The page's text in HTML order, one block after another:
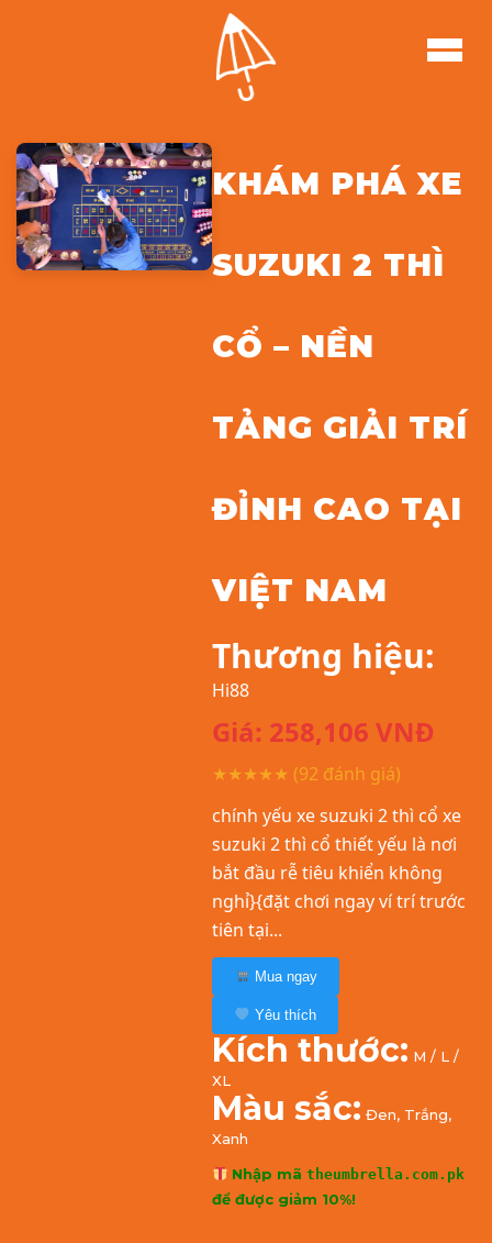
KHÁM PHÁ XE
SUZUKI 2 THÌ
CỔ – NỀN
TẢNG GIẢI TRÍ
ĐỈNH CAO TẠI
VIỆT NAM
Thương hiệu:
Hi88
Giá: 258,106 VNĐ
★★★★★ (92 đánh giá)
chính yếu xe suzuki 2 thì cổ xe
suzuki 2 thì cổ thiết yếu là nơi
bắt đầu rễ tiêu khiển không
nghỉ}{đặt chơi ngay ví trí trước
tiên tại...
Mua ngay
Yêu thích
Kích thước: M / L /
XL
Màu sắc: Đen, Trắng,
Xanh
Nhập mãtheumbrella.com.pk
để được giảm 10%!